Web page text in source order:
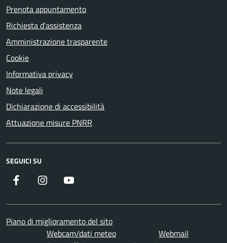
Prenota appuntamento
Richiesta d'assistenza
Amministrazione trasparente
Cookie
Informativa privacy
Note legali
Dichiarazione di accessibilità
Attuazione misure PNRR
SEGUICI SU
Facebook Instagram
Piano di miglioramento del sito
Webcam/dati meteo
Webmail